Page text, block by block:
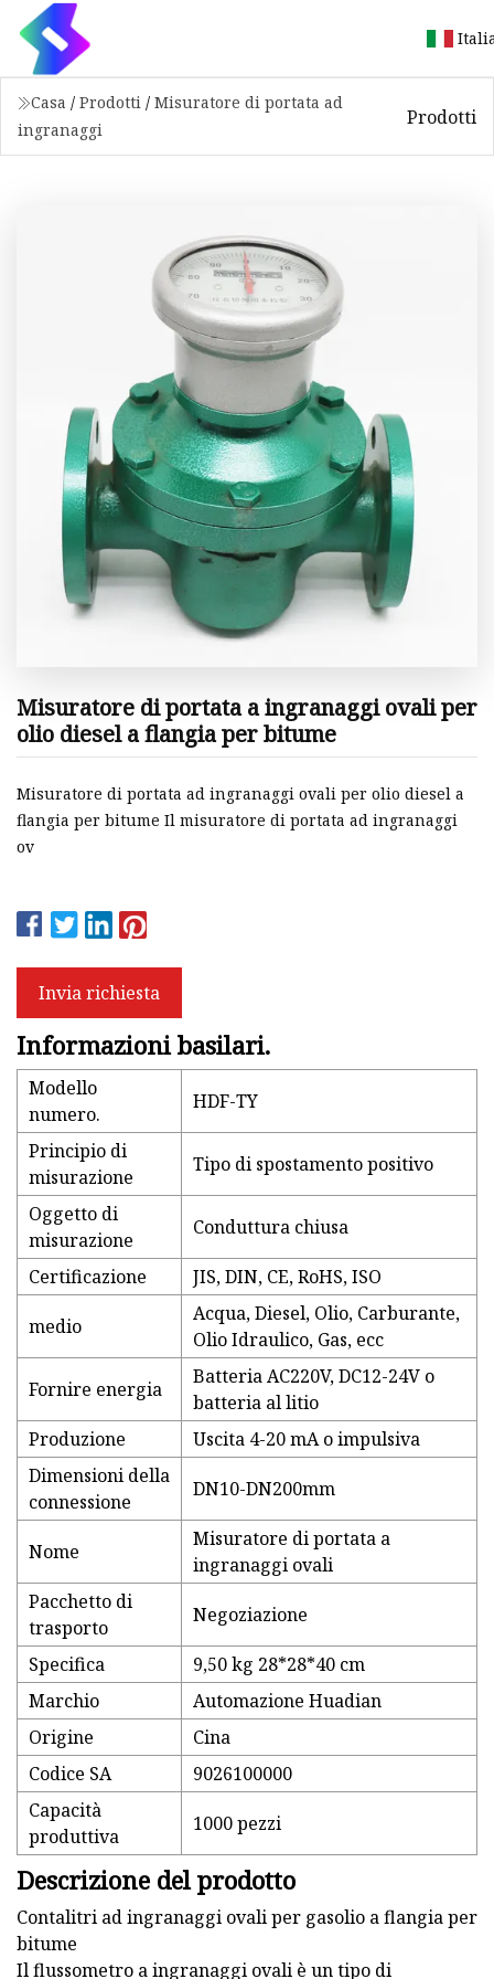
Casa / Prodotti / Misuratore di portata ad
ingranaggi
Prodotti
Misuratore di portata a ingranaggi ovali per
olio diesel a flangia per bitume
Misuratore di portata ad ingranaggi ovali per olio diesel a
flangia per bitume Il misuratore di portata ad ingranaggi
ov
Invia richiesta
Informazioni basilari.
Modello
numero.
HDF-TY
Principio di
misurazione
Tipo di spostamento positivo
Oggetto di
misurazione
Conduttura chiusa
Certificazione JIS, DIN, CE, RoHS, ISO
medio
Acqua, Diesel, Olio, Carburante,
Olio Idraulico, Gas, ecc
Fornire energia
Batteria AC220V, DC12-24V o
batteria al litio
Produzione
Uscita 4-20 mA o impulsiva
Dimensioni della
connessione
DN10-DN200mm
Nome
Misuratore di portata a
ingranaggi ovali
Pacchetto di
trasporto
Negoziazione
Specifica
9,50 kg 28*28*40 cm
Marchio
Automazione Huadian
Origine
Cina
Codice SA
9026100000
Capacità
produttiva
1000 pezzi
Descrizione del prodotto
Contalitri ad ingranaggi ovali per gasolio a flangia per
bitume
Il flussometro a ingranaggi ovali è un tipo di